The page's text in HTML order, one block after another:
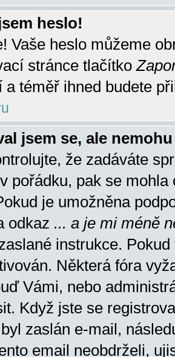
heslo!
Vaše heslo můžeme
stránce tlačítko
a téměř ihned budete
jsem se, ale
že zadáváte
pořádku, pak se
je umožněna
odkaz ... a je mi méně
instrukce.
Některá fóra
Vámi, nebo
Když jste se
zaslán e-mail,
email neobdrželi,